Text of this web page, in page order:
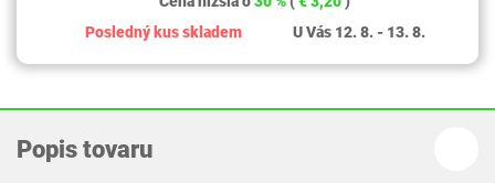
Posledný kus skladem
U Vás 12. 8. - 13. 8.
Popis tovaru